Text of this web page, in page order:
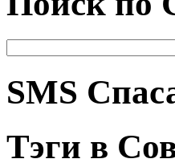
SMS
Тэги в